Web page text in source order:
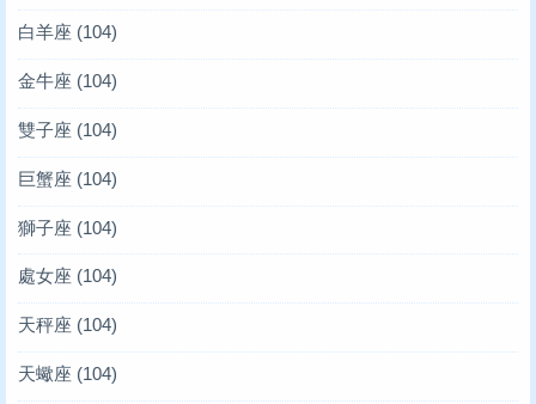
白羊座 (104)
金牛座 (104)
雙子座 (104)
巨蟹座 (104)
獅子座 (104)
處女座 (104)
天秤座 (104)
天蠍座 (104)